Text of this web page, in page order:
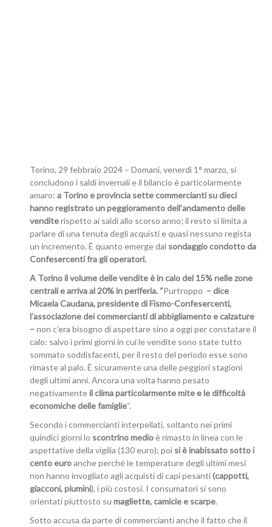
Torino, 29 febbraio 2024 – Domani, venerdì 1° marzo, si
concludono i saldi invernali e il bilancio è particolarmente
amaro: a Torino e provincia sette commercianti su dieci
hanno registrato un peggioramento dell’andamento delle
venditerispetto ai saldi allo scorso anno; il resto si limita a
parlare di una tenuta degli acquisti e quasi nessuno regista
un incremento. È quanto emerge dal sondaggio condotto da
Confesercenti fra gli operatori.
A Torinoil volume delle vendite è in calo del 15% nelle zone
centrali e arriva al 20% in periferia. “Purtroppo – dice
Micaela Caudana, presidente di Fismo-Confesercenti,
l’associazione dei commercianti di abbigliamento e calzature
–non c’era bisogno di aspettare sino a oggi per constatare il
calo: salvo i primi giorni in cui le vendite sono state tutto
sommato soddisfacenti, per il resto del periodo esse sono
rimaste al palo. È sicuramente una delle peggiori stagioni
degli ultimi anni. Ancora una volta hanno pesato
negativamenteil clima particolarmente mite e le difficoltà
economiche delle famiglie“.
Secondo i commercianti interpellati, soltanto nei primi
quindici giorni lo scontrino medioè rimasto in linea con le
aspettative della vigilia (130 euro); poi si è inabissato sotto i
cento euroanche perché le temperature degli ultimi mesi
non hanno invogliato agli acquisti di capi pesanti(cappotti,
giacconi, piumini), i più costosi. I consumatori si sono
orientati piuttosto su magliette, camicie e scarpe.
Sotto accusa da parte di commercianti anche il fatto che il